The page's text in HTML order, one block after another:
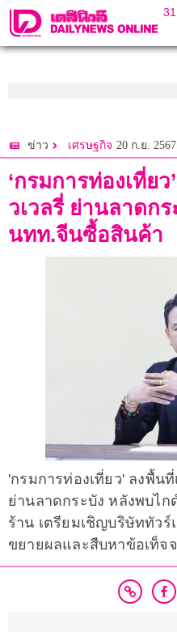
ข่าว เศรษฐกิจ 20 ก.ย.
‘กรมการท่องเที่ย
วเวลรี่ ย่านลาดก
นทท.จีนซื้อสินค้า
'กรมการท่องเที่ยว' ลงพื้น
ย่านลาดกระบัง หลังพบไ
ร้าน เตรียมเชิญบริษัททัวร์
ขยายผลและสืบหาข้อเท็จ